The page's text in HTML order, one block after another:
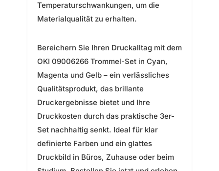
Temperaturschwankungen, um die
Materialqualität zu erhalten.
Bereichern Sie Ihren Druckalltag mit dem
OKI 09006266 Trommel-Set in Cyan,
Magenta und Gelb – ein verlässliches
Qualitätsprodukt, das brillante
Druckergebnisse bietet und Ihre
Druckkosten durch das praktische 3er-
Set nachhaltig senkt. Ideal für klar
definierte Farben und ein glattes
Druckbild in Büros, Zuhause oder beim